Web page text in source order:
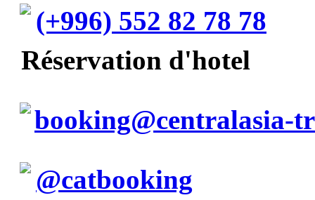
(+996) 552 82 78 78
Réservation d'hotel
booking@centralasia-
@catbooking